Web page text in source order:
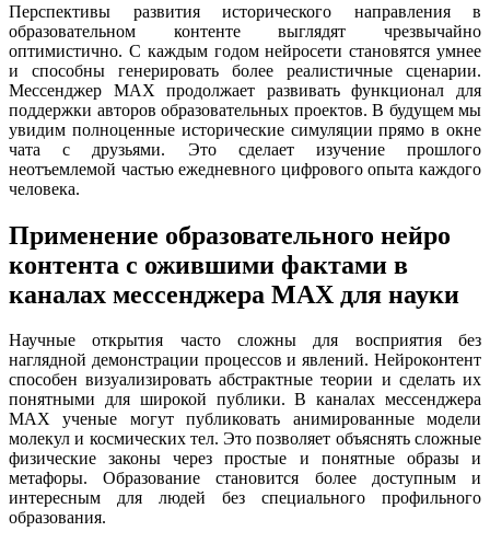
Перспективы развития исторического направления в
образовательном контенте выглядят чрезвычайно
оптимистично. С каждым годом нейросети становятся умнее
и способны генерировать более реалистичные сценарии.
Мессенджер MAX продолжает развивать функционал для
поддержки авторов образовательных проектов. В будущем мы
увидим полноценные исторические симуляции прямо в окне
чата с друзьями. Это сделает изучение прошлого
неотъемлемой частью ежедневного цифрового опыта каждого
человека.
Применение образовательного нейро
контента с ожившими фактами в
каналах мессенджера MAX для науки
Научные открытия часто сложны для восприятия без
наглядной демонстрации процессов и явлений. Нейроконтент
способен визуализировать абстрактные теории и сделать их
понятными для широкой публики. В каналах мессенджера
MAX ученые могут публиковать анимированные модели
молекул и космических тел. Это позволяет объяснять сложные
физические законы через простые и понятные образы и
метафоры. Образование становится более доступным и
интересным для людей без специального профильного
образования.